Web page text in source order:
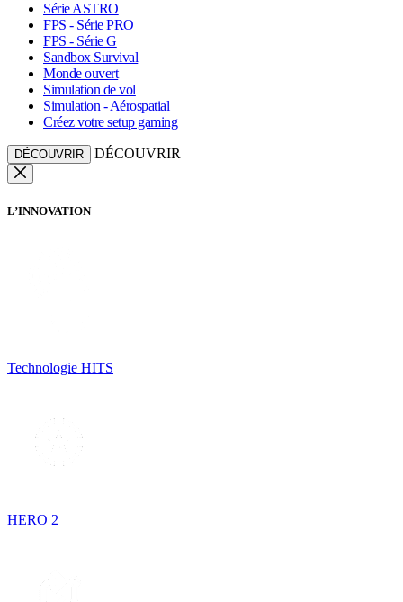
Série ASTRO
FPS - Série PRO
FPS - Série G
Sandbox Survival
Monde ouvert
Simulation de vol
Simulation - Aérospatial
Créez votre setup gaming
DÉCOUVRIR DÉCOUVRIR
L’INNOVATION
Technologie HITS
HERO 2